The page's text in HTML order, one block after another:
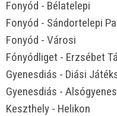
Fonyód - Bélatelepi
Fonyód - Sándortelepi
Fonyód - Városi
Fónyódliget - Erzsébet
Gyenesdiás - Diási
Gyenesdiás -
Keszthely - Helikon